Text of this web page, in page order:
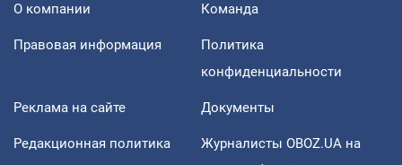
О компании Команда
Правовая информация
Политика
конфиденциальности
Реклама на сайте Документы
Редакционная политика
Журналисты OBOZ.UA на